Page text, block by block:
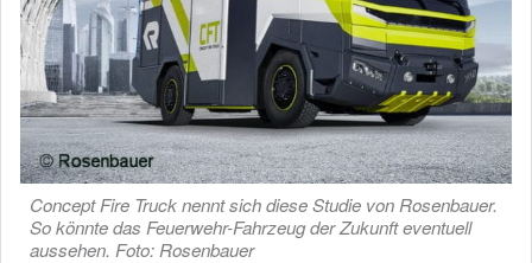
Concept Fire Truck nennt sich diese Studie von Rosenbauer.
So könnte das Feuerwehr-Fahrzeug der Zukunft eventuell
aussehen. Foto: Rosenbauer